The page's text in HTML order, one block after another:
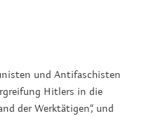
und Antifaschisten
Hitlers in die
der Werktätigen“, und